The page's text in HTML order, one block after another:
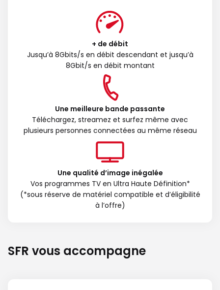
+ de débit
Jusqu’à 8Gbits/s en débit descendant et jusqu’à
8Gbit/s en débit montant
Une meilleure bande passante
Téléchargez, streamez et surfez même avec
plusieurs personnes connectées au même réseau
Une qualité d’image inégalée
Vos programmes TV en Ultra Haute Définition*
(*sous réserve de matériel compatible et d’éligibilité
à l’offre)
SFR vous accompagne